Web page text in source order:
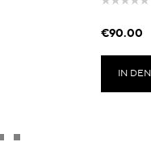
€90.00
IN